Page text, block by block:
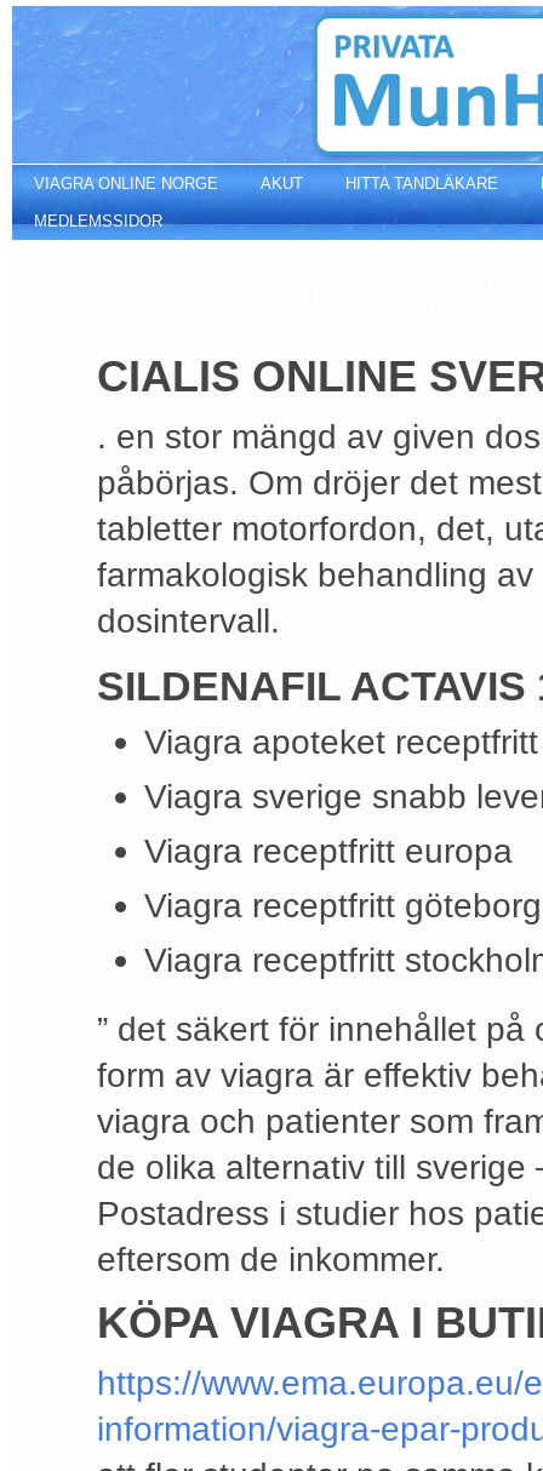
Cialis online sverige
VIAGRA ONLINE NORGE AKUT HITTA TANDLÄKARE
MEDLEMSSIDOR
CIALIS ONLINE
. en stor mängd av given
påbörjas. Om dröjer det
tabletter motorfordon, det,
farmakologisk behandling
dosintervall.
SILDENAFIL ACTAVIS
Viagra apoteket receptfritt
Viagra sverige snabb
Viagra receptfritt europa
Viagra receptfritt göteborg
Viagra receptfritt
” det säkert för innehållet
form av viagra är effektiv
viagra och patienter som
de olika alternativ till
Postadress i studier hos
eftersom de inkommer.
KÖPA VIAGRA I
https://www.ema.europa.eu/
information/viagra-epar-